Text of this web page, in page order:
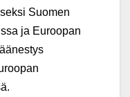
Suomen
ja Euroopan